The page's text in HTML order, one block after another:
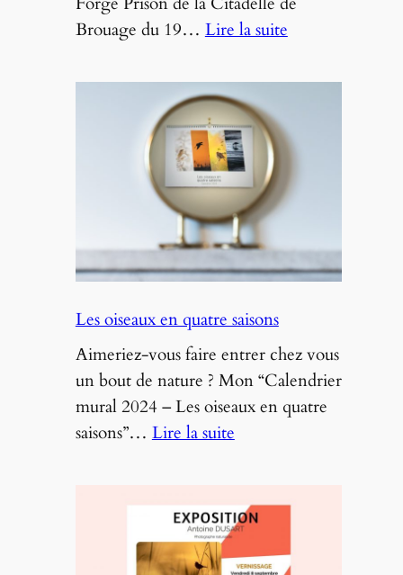
Brouage du 19… Lire la suite:
Erreur
–
de
Brouage
Les oiseaux en quatre saisons
Aimeriez-vous faire entrer chez vous
un bout de nature ? Mon “Calendrier
mural 2024 – Les oiseaux en quatre
saisons”… Lire la suite:
en
quatre
saisons